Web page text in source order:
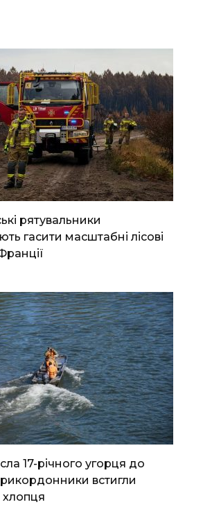
рятувальники
гасити масштабні лісові
17-річного угорця до
встигли
хлопця